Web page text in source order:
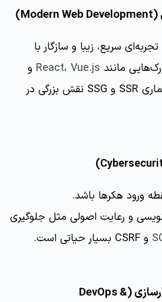
تجربه‌ای سریع، زیبا و سازگار با
مانند
React، Vue.js
و
همراه با معماری SSR و SSG نقش بزرگی در
ورود هکرها باشد.
و رعایت اصولی مثل جلوگیری
و خودکارسازی (DevOps &